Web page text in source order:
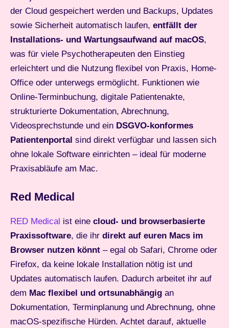
der Cloud gespeichert werden und Backups, Updates
sowie Sicherheit automatisch laufen, entfällt der
Installations- und Wartungsaufwand auf macOS,
was für viele Psychotherapeuten den Einstieg
erleichtert und die Nutzung flexibel von Praxis, Home-
Office oder unterwegs ermöglicht. Funktionen wie
Online-Terminbuchung, digitale Patientenakte,
strukturierte Dokumentation, Abrechnung,
Videosprechstunde und ein DSGVO-konformes
Patientenportal sind direkt verfügbar und lassen sich
ohne lokale Software einrichten – ideal für moderne
Praxisabläufe am Mac.
Red Medical
RED Medical ist eine cloud- und browserbasierte
Praxissoftware, die ihr direkt auf euren Macs im
Browser nutzen könnt – egal ob Safari, Chrome oder
Firefox, da keine lokale Installation nötig ist und
Updates automatisch laufen. Dadurch arbeitet ihr auf
dem Mac flexibel und ortsunabhängig an
Dokumentation, Terminplanung und Abrechnung, ohne
macOS-spezifische Hürden. Achtet darauf, aktuelle